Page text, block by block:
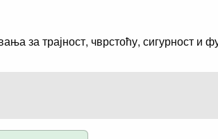
за трајност, чврстоћу, сигурност и